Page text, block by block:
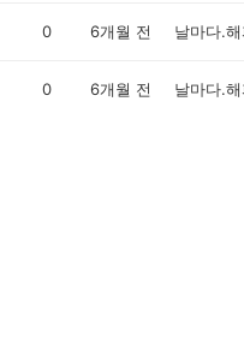
0 6개월 전
0 6개월 전